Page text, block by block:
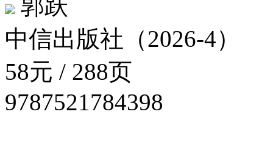
郭跃
中信出版社（2026-4）
58元 / 288页
9787521784398